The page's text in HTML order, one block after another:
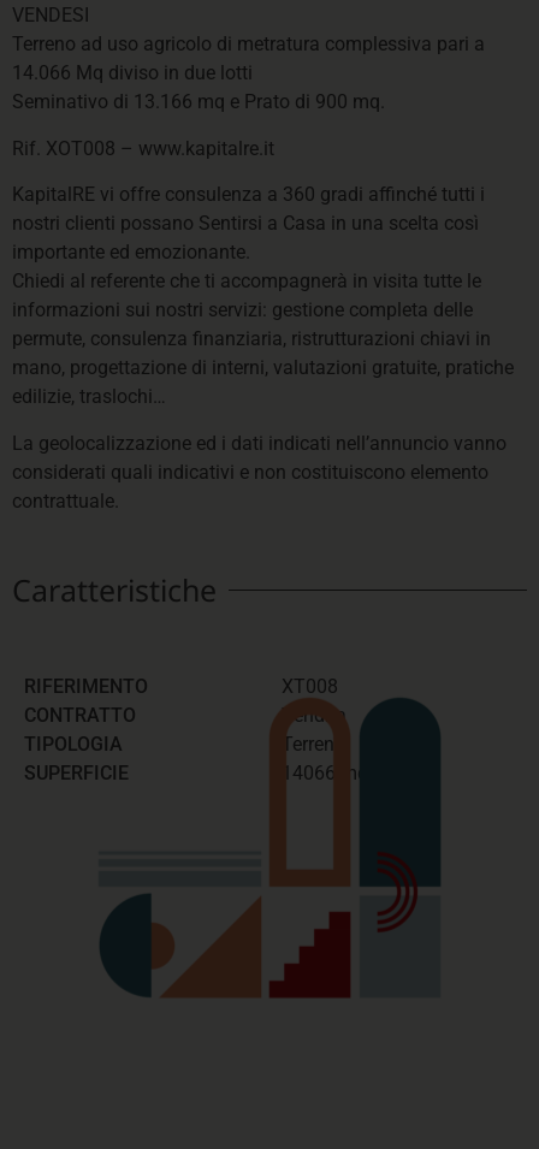
VENDESI
Terreno ad uso agricolo di metratura complessiva pari a
14.066 Mq diviso in due lotti
Seminativo di 13.166 mq e Prato di 900 mq.
Rif. XOT008 – www.kapitalre.it
KapitalRE vi offre consulenza a 360 gradi affinché tutti i
nostri clienti possano Sentirsi a Casa in una scelta così
importante ed emozionante.
Chiedi al referente che ti accompagnerà in visita tutte le
informazioni sui nostri servizi: gestione completa delle
permute, consulenza finanziaria, ristrutturazioni chiavi in
mano, progettazione di interni, valutazioni gratuite, pratiche
edilizie, traslochi…
La geolocalizzazione ed i dati indicati nell’annuncio vanno
considerati quali indicativi e non costituiscono elemento
contrattuale.
Caratteristiche
RIFERIMENTO
CONTRATTO
TIPOLOGIA
SUPERFICIE
XT008
Vendita
Terreno
14066 mq